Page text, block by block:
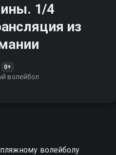
1/4
из
0+
волейбол
волейболу